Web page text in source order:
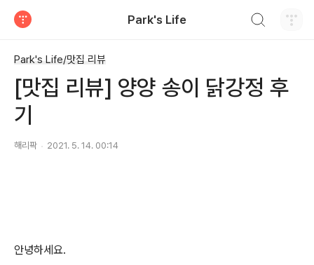
Park's Life
Park's Life/맛집 리뷰
[맛집 리뷰] 양양 송이 닭강정 후
기
해리팍 2021. 5. 14. 00:14
안녕하세요.